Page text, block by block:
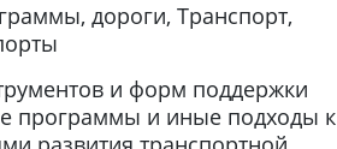
дороги, Транспорт,
и форм поддержки
программы и иные подходы к